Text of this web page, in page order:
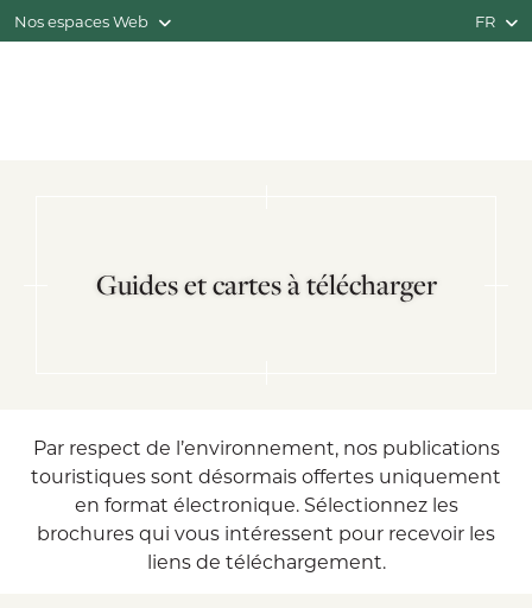
Nos espaces Web FR
Guides et cartes à télécharger
Par respect de l’environnement, nos publications
touristiques sont désormais offertes uniquement
en format électronique. Sélectionnez les
brochures qui vous intéressent pour recevoir les
liens de téléchargement.